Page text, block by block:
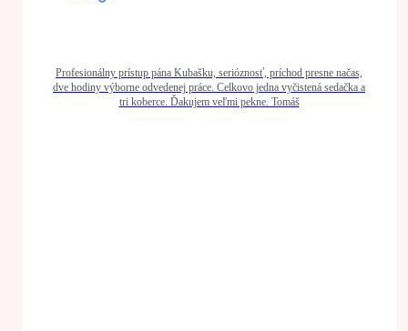
Profesionálny prístup pána Kubašku, serióznosť, príchod presne načas,
dve hodiny výborne odvedenej práce. Celkovo jedna vyčistená sedačka a
tri koberce. Ďakujem veľmi pekne. Tomáš